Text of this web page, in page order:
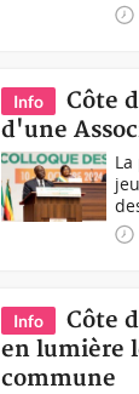
Info
Côte
d'une
Info
Côte
en lumière
commune